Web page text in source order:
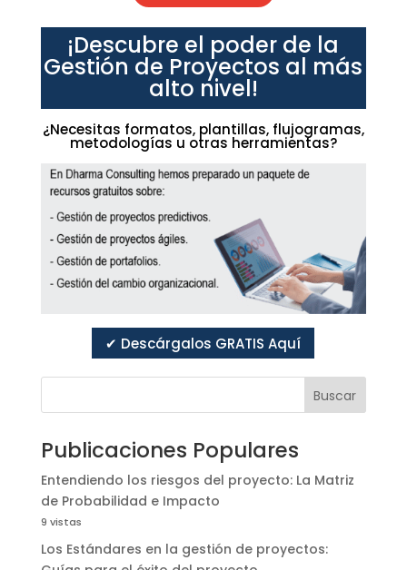
¡Descubre el poder de la
Gestión de Proyectos al más
alto nivel!
¿Necesitas formatos, plantillas, flujogramas,
metodologías u otras herramientas?
✔ Descárgalos GRATIS Aquí
Buscar
Publicaciones Populares
Entendiendo los riesgos del proyecto: La Matriz
de Probabilidad e Impacto
9 vistas
Los Estándares en la gestión de proyectos: